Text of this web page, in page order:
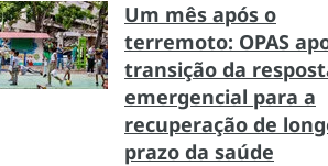
Um mês após o
terremoto: OPAS
transição da
emergencial para a
recuperação de
prazo da saúde